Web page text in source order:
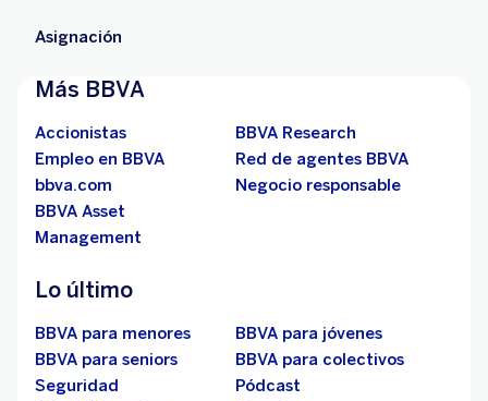
Asignación
Más BBVA
Accionistas
BBVA Research
Empleo en BBVA
Red de agentes BBVA
bbva.com
Negocio responsable
BBVA Asset
Management
Lo último
BBVA para menores
BBVA para jóvenes
BBVA para seniors
BBVA para colectivos
Seguridad
Pódcast